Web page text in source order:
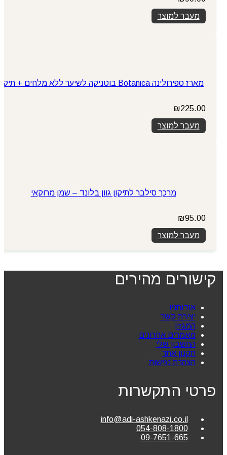
מעבר למוצר
מארז ספירולינה Botanica בוטניקה לשיער ללא מלחים + תיק
₪225.00
מעבר למוצר
מרכך סילבר לתיקון גוון בלונד – שמן מרוקאי
₪95.00
מעבר למוצר
קישורים מהירים
אודותניו
יצירת קשר
המגזין
מאמרים אחרונים
החשבון שלי
תקנון אתר
הצהרת נגישות
פרטי התקשרות
info@adi-ashkenazi.co.il
054-808-1800
09-7651-665